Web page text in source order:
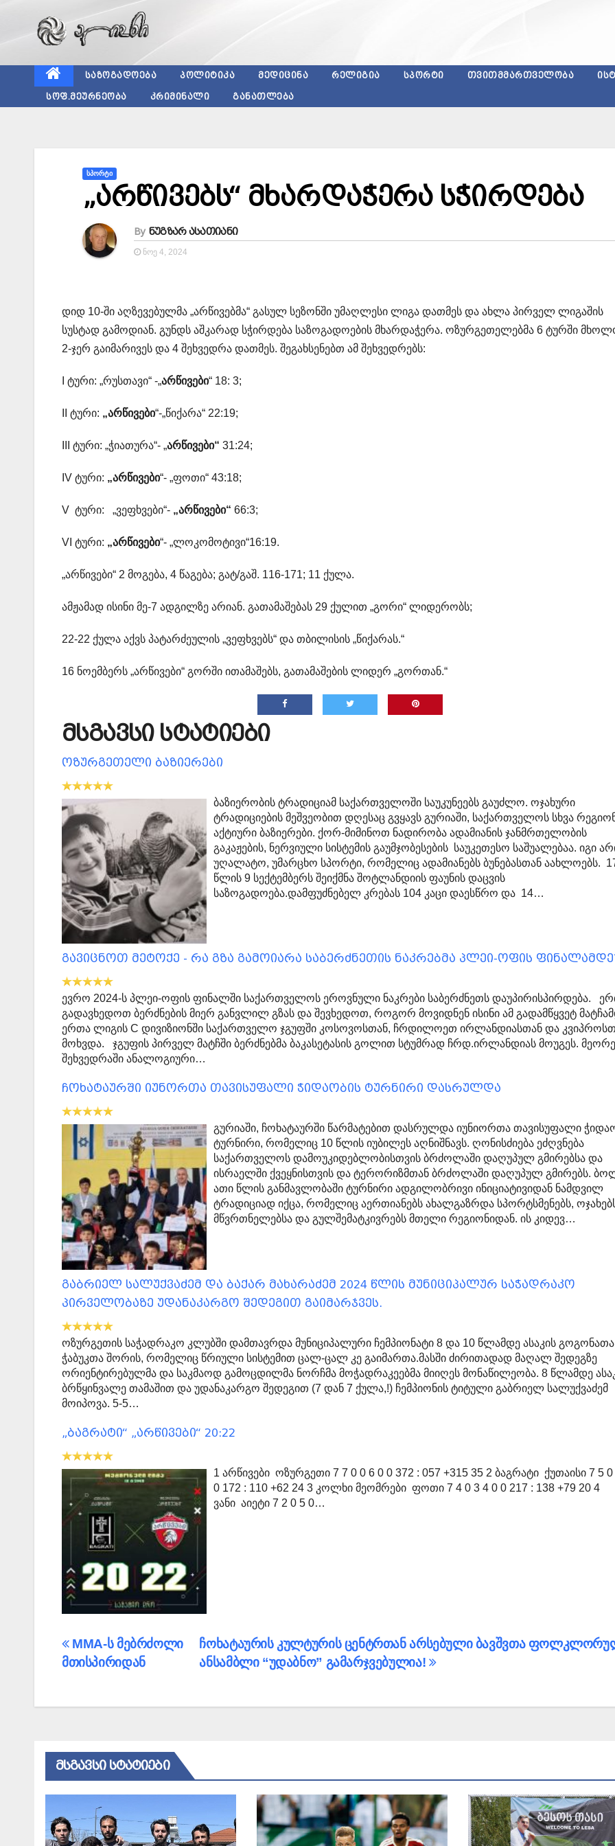
ᲡᲐᲖᲝᲒᲐᲓᲝᲔᲑᲐ ᲞᲝᲚᲘᲢᲘᲙᲐ ᲛᲔᲓᲘᲪᲘᲜᲐ ᲠᲔᲚᲘᲒᲘᲐ ᲡᲞᲝᲠᲢᲘ ᲗᲕᲘᲗᲛᲛᲐᲠᲗᲕᲔᲚᲝᲑᲐ
ᲡᲝᲤ.ᲛᲔᲣᲠᲜᲔᲝᲑᲐ ᲙᲠᲘᲛᲘᲜᲐᲚᲘ ᲒᲐᲜᲐᲗᲚᲔᲑᲐ
ᲡᲞᲝᲠᲢᲘ
„არწივებს“ მხარდაჭერა სჭირდება
By ნუგზარ ასათიანი
ᲜᲝᲔ 4, 2024
დიდ 10-ში აღზევებულმა „არწივებმა“ გასულ სეზონში უმაღლესი ლიგა დათმეს და ახლა პირველ ლიგაშის
სუსტად გამოდიან. გუნდს აშკარად სჭირდება საზოგადოების მხარდაჭერა. ოზურგეთელებმა 6 ტურში
2-ჯერ გაიმარივეს და 4 შეხვედრა დათმეს. შეგახსენებთ ამ შეხვედრებს:
I ტური: „რუსთავი“ -„არწივები“ 18: 3;
II ტური: „არწივები“-„წიქარა“ 22:19;
III ტური: „ჭიათურა“- „არწივები“ 31:24;
IV ტური: „არწივები“- „ფოთი“ 43:18;
V ტური: „ვეფხვები“- „არწივები“ 66:3;
VI ტური: „არწივები“- „ლოკომოტივი“16:19.
„არწივები“ 2 მოგება, 4 წაგება; გატ/გაშ. 116-171; 11 ქულა.
ამჟამად ისინი მე-7 ადგილზე არიან. გათამაშებას 29 ქულით „გორი“ ლიდერობს;
22-22 ქულა აქვს პატარძეულის „ვეფხვებს“ და თბილისის „წიქარას.“
16 ნოემბერს „არწივები“ გორში ითამაშებს, გათამაშების ლიდერ „გორთან.“
მსგავსი სტატიები
ოზურგეთელი ბაზიერები
ბაზიერობის ტრადიციამ საქართველოში საუკუნეებს გაუძლო. ოჯახური
ტრადიციების მეშვეობით დღესაც გვყავს გურიაში, საქართველოს სხვა
აქტიური ბაზიერები. ქორ-მიმინოთ ნადირობა ადამიანის ჯანმრთელობის
გაკაჟების, ნერვიული სისტემის გაუმჯობესების საუკეთესო საშუალებაა. იგი
უღალატო, უმარცხო სპორტი, რომელიც ადამიანებს ბუნებასთან აახლოებს.
წლის 9 სექტემბერს შეიქმნა შოტლანდიის ფაუნის დაცვის
საზოგადოება.დამფუძნებელ კრებას 104 კაცი დაესწრო და 14…
გავიცნოთ მეტოქე - რა გზა გამოიარა საბერძნეთის ნაკრებმა პლეი-ოფის
ევრო 2024-ს პლეი-ოფის ფინალში საქართველოს ეროვნული ნაკრები საბერძნეთს დაუპირისპირდება.
გადავხედოთ ბერძნების მიერ განვლილ გზას და შევხედოთ, როგორ მოვიდნენ ისინი ამ გადამწყვეტ
ერთა ლიგის C დივიზიონში საქართველო ჯგუფში კოსოვოსთან, ჩრდილოეთ ირლანდიასთან და
მოხვდა. ჯგუფის პირველ მატჩში ბერძნებმა ბაკასეტასის გოლით სტუმრად ჩრდ.ირლანდიას მოუგეს. მეორე
შეხვედრაში ანალოგიური…
ჩოხატაურში იუნორთა თავისუფალი ჭიდაობის ტურნირი დასრულდა
გურიაში, ჩოხატაურში წარმატებით დასრულდა იუნიორთა თავისუფალი
ტურნირი, რომელიც 10 წლის იუბილეს აღნიშნავს. ღონისძიება ეძღვნება
საქართველოს დამოუკიდებლობისთვის ბრძოლაში დაღუპულ გმირებსა და
ისრაელში ქვეყნისთვის და ტერორიზმთან ბრძოლაში დაღუპულ გმირებს.
ათი წლის განმავლობაში ტურნირი ადგილობრივი ინიციატივიდან ნამდვილ
ტრადიციად იქცა, რომელიც აერთიანებს ახალგაზრდა სპორტსმენებს,
მწვრთნელებსა და გულშემატკივრებს მთელი რეგიონიდან. ის კიდევ…
გაბრიელ სალუქვაძემ და ბაქარ მახარაძემ 2024 წლის მუნიციპალურ საჭადრაკო
პირველობაზე უდანაკარგო შედეგით გაიმარჯვეს.
ოზურგეთის საჭადრაკო კლუბში დამთავრდა მუნიციპალური ჩემპიონატი 8 და 10 წლამდე ასაკის
ჭაბუკთა შორის, რომელიც წრიული სისტემით ცალ-ცალ კე გაიმართა.მასში ძირითადად მაღალ შედეგზე
ორიენტირებულმა და საკმაოდ გამოცდილმა ნორჩმა მოჭადრაკეებმა მიიღეს მონაწილეობა. 8 წლამდე
ბრწყინვალე თამაშით და უდანაკარგო შედეგით (7 დან 7 ქულა,!) ჩემპიონის ტიტული გაბრიელ სალუქვაძემ
მოიპოვა. 5-5…
„ბაგრატი“ „არწივები“ 20:22
1 არწივები ოზურგეთი 7 7 0 0 6 0 0 372 : 057 +315 35 2 ბაგრატი ქუთაისი 7 5 0
0 172 : 110 +62 24 3 კოლხი მეომრები ფოთი 7 4 0 3 4 0 0 217 : 138 +79 20 4
ვანი აიეტი 7 2 0 5 0…
პოსტის
ნავიგაცია
ჩოხატაურის კულტურის ცენტრთან არსებული ბავშვთა
ანსამბლი “უდაბნო” გამარჯვებულია!
MMA-ს მებრძოლი
მთისპირიდან
ᲛᲡᲒᲐᲕᲡᲘ ᲡᲢᲐᲢᲘᲔᲑᲘ